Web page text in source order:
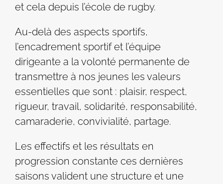
et cela depuis l’école de rugby.
Au-delà des aspects sportifs,
l’encadrement sportif et l’équipe
dirigeante a la volonté permanente de
transmettre à nos jeunes les valeurs
essentielles que sont : plaisir, respect,
rigueur, travail, solidarité, responsabilité,
camaraderie, convivialité, partage.
Les effectifs et les résultats en
progression constante ces dernières
saisons valident une structure et une